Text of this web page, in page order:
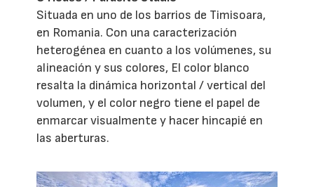
Situada en uno de los barrios de Timisoara,
en Romania. Con una caracterización
heterogénea en cuanto a los volúmenes, su
alineación y sus colores, El color blanco
resalta la dinámica horizontal / vertical del
volumen, y el color negro tiene el papel de
enmarcar visualmente y hacer hincapié en
las aberturas.